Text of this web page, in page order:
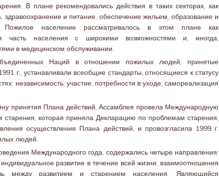
В плане рекомендовались действия в таких секторах, как
здравоохранение и питание, обеспечение жильем, образование и
Пожилое население рассматривалось в этом плане как
часть населения с широкими возможностями и, иногда,
в медицинском обслуживании.
Наций в отношении пожилых людей, принятые
г., устанавливали всеобщие стандарты, относящиеся к статусу
независимость, участие, потребности в уходе, самореализация
принятия Плана действий, Ассамблея провела Международную
которая приняла Декларацию по проблемам старения,
осуществления Плана действий, и провозгласила 1999 г.
людей.
Международного года, содержались четыре направления:
развитие в течение всей жизни; взаимоотношения
между развитием и старением населения. Являющийся